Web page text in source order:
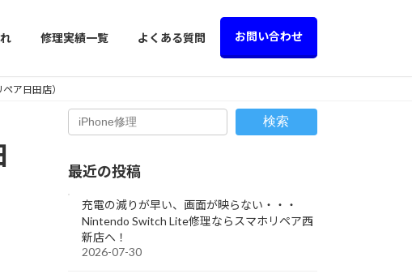
修理実績一覧 よくある質問 お問い合わせ
ア日田店）
検索
最近の投稿
充電の減りが早い、画面が映らない・・・
Nintendo Switch Lite修理ならスマホリペア西
新店へ！
2026-07-30